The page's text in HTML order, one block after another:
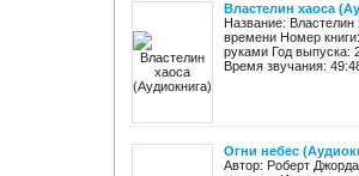
Властелин хаоса
Название:
времени Номер
руками Год выпуска:
Время звучания:
Огни небес
Автор: Роберт